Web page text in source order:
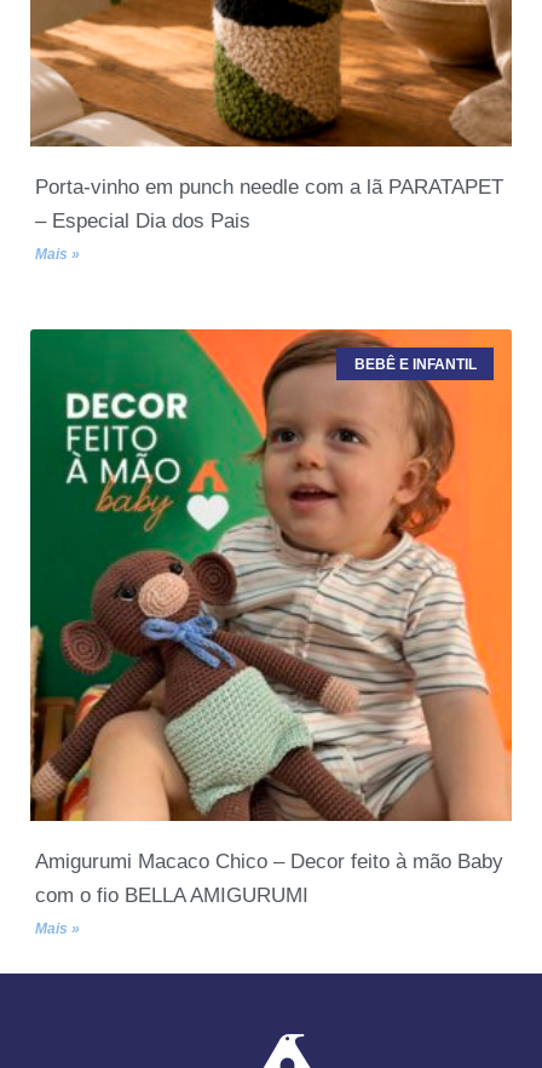
Porta-vinho em punch needle com a lã PARATAPET
– Especial Dia dos Pais
Mais »
BEBÊ E INFANTIL
Amigurumi Macaco Chico – Decor feito à mão Baby
com o fio BELLA AMIGURUMI
Mais »